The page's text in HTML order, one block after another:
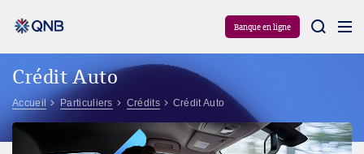
Banque en ligne
Crédit Auto
Accueil Particuliers Crédits Crédit Auto